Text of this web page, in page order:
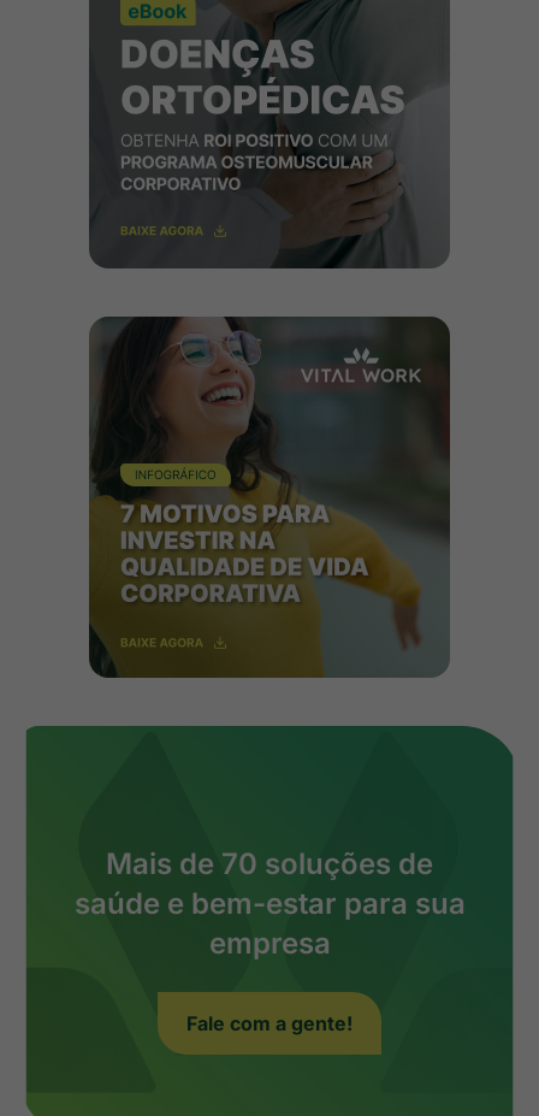
Mais de 70 soluções de
saúde e bem-estar para sua
empresa
Fale com a gente!